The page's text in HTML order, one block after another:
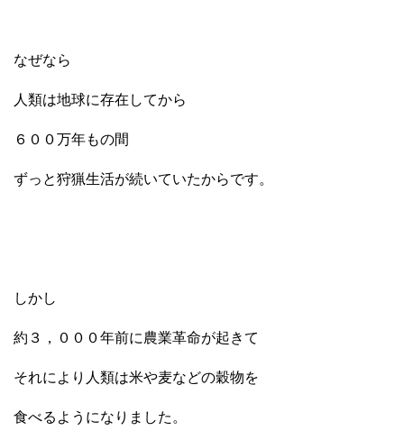
なぜなら
人類は地球に存在してから
６００万年もの間
ずっと狩猟生活が続いていたからです。
しかし
約３，０００年前に農業革命が起きて
それにより人類は米や麦などの穀物を
食べるようになりました。